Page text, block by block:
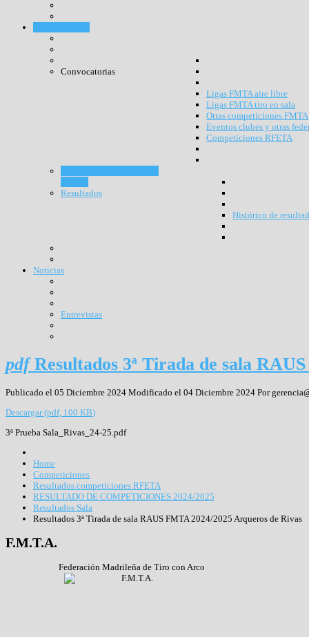
Convocatorias
Ligas FMTA aire libre
Ligas FMTA tiro en sala
Otras competiciones FMTA
Eventos clubes y otras
Competiciones RFETA
Resultados
Histórico de
Noticias
Entrevistas
pdf Resultados 3ª Tirada de sala
Publicado el 05 Diciembre 2024 Modificado el 04 Diciembre 2024 Por
Descargar(pdf, 100 KB)
3ª Prueba Sala_Rivas_24-25.pdf
Home
Competiciones
Resultados competiciones RFETA
RESULTADO DE COMPETICIONES 2024/2025
Resultados Sala
Resultados 3ª Tirada de sala RAUS FMTA 2024/2025 Arqueros de Rivas
F.M.T.A.
Federación Madrileña de Tiro con Arco